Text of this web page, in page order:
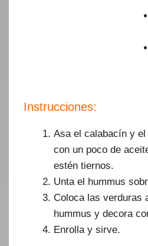
Instrucciones:
Asa el calabacín y
con un poco de
estén tiernos.
Unta el hummus
Coloca las verduras
hummus y decora
Enrolla y sirve.